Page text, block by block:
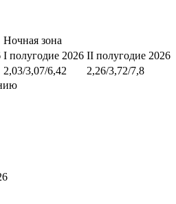
Ночная зона
I полугодие 2026 II полугодие 2026
2,03/3,07/6,42
2,26/3,72/7,8